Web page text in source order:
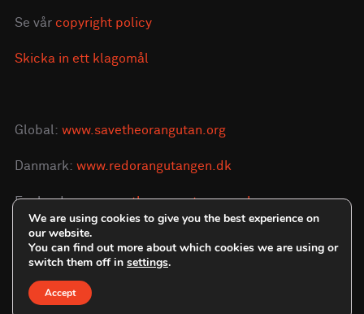
Se vår copyright policy
Skicka in ett klagomål
Global: www.savetheorangutan.org
Danmark: www.redorangutangen.dk
England:www.savetheorangutan.org.uk
Copyright © 2026 Save the Orangutan - Sverige
We are using cookies to give you the best experience on
our website.
You can find out more about which cookies we are using or
switch them off in settings.
Accept